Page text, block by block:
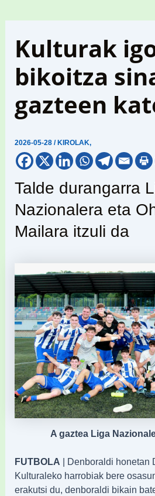
Kulturak
bikoitza
gazteen
2026-05-28/ KIROLAK,
Talde durangarra
Nazionalera eta
Mailara itzuli da
A gaztea Liga
FUTBOLA | Denboraldi honetan
Kulturaleko harrobiak bere
erakutsi du, denboraldi bikain